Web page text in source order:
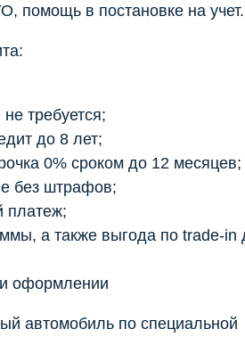
помощь в постановке на учет.
требуется;
до 8 лет;
0% сроком до 12 месяцев;
без штрафов;
платеж;
а также выгода по trade-in
оформлении
автомобиль по специальной